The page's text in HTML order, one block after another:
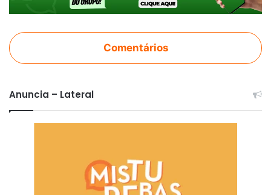
Comentários
Anuncia – Lateral